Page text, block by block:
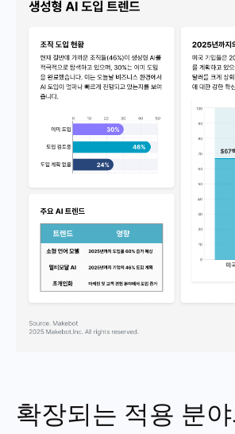
확장되는 적용 분야